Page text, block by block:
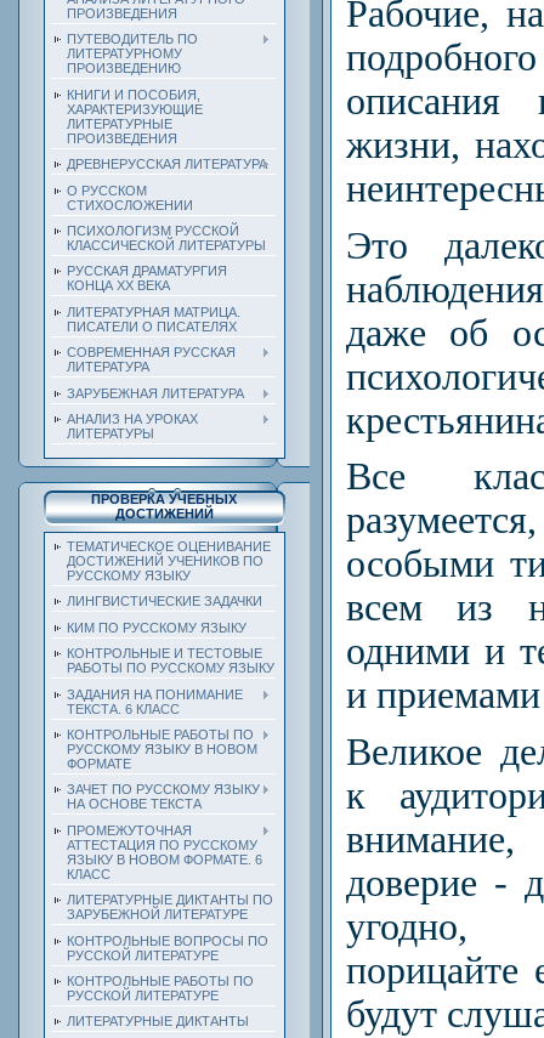
ПРОИЗВЕДЕНИЯ
ПУТЕВОДИТЕЛЬ ПО
ЛИТЕРАТУРНОМУ
ПРОИЗВЕДЕНИЮ
КНИГИ И ПОСОБИЯ,
ХАРАКТЕРИЗУЮЩИЕ
ЛИТЕРАТУРНЫЕ
ПРОИЗВЕДЕНИЯ
ДРЕВНЕРУССКАЯ ЛИТЕРАТУРА
О РУССКОМ
СТИХОСЛОЖЕНИИ
ПСИХОЛОГИЗМ РУССКОЙ
КЛАССИЧЕСКОЙ ЛИТЕРАТУРЫ
РУССКАЯ ДРАМАТУРГИЯ
КОНЦА ХХ ВЕКА
ЛИТЕРАТУРНАЯ МАТРИЦА.
ПИСАТЕЛИ О ПИСАТЕЛЯХ
СОВРЕМЕННАЯ РУССКАЯ
ЛИТЕРАТУРА
ЗАРУБЕЖНАЯ ЛИТЕРАТУРА
АНАЛИЗ НА УРОКАХ
ЛИТЕРАТУРЫ
ПРОВЕРКА УЧЕБНЫХ
ДОСТИЖЕНИЙ
ТЕМАТИЧЕСКОЕ ОЦЕНИВАНИЕ
ДОСТИЖЕНИЙ УЧЕНИКОВ ПО
РУССКОМУ ЯЗЫКУ
ЛИНГВИСТИЧЕСКИЕ ЗАДАЧКИ
КИМ ПО РУССКОМУ ЯЗЫКУ
КОНТРОЛЬНЫЕ И ТЕСТОВЫЕ
РАБОТЫ ПО РУССКОМУ ЯЗЫКУ
ЗАДАНИЯ НА ПОНИМАНИЕ
ТЕКСТА. 6 КЛАСС
КОНТРОЛЬНЫЕ РАБОТЫ ПО
РУССКОМУ ЯЗЫКУ В НОВОМ
ФОРМАТЕ
ЗАЧЕТ ПО РУССКОМУ ЯЗЫКУ
НА ОСНОВЕ ТЕКСТА
ПРОМЕЖУТОЧНАЯ
АТТЕСТАЦИЯ ПО РУССКОМУ
ЯЗЫКУ В НОВОМ ФОРМАТЕ. 6
КЛАСС
ЛИТЕРАТУРНЫЕ ДИКТАНТЫ ПО
ЗАРУБЕЖНОЙ ЛИТЕРАТУРЕ
КОНТРОЛЬНЫЕ ВОПРОСЫ ПО
РУССКОЙ ЛИТЕРАТУРЕ
КОНТРОЛЬНЫЕ РАБОТЫ ПО
РУССКОЙ ЛИТЕРАТУРЕ
ЛИТЕРАТУРНЫЕ ДИКТАНТЫ
Рабочие,
описания
жизни,
Это
даже об
Все
особыми
всем из
одними и
и приемами
Великое
к
доверие -
угодно,
порицайте
будут